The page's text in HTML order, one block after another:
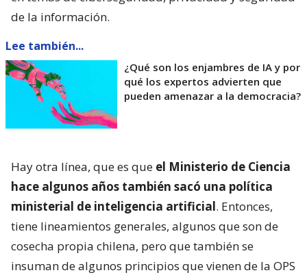
de la información.
Lee también...
¿Qué son los enjambres de IA y por
qué los expertos advierten que
pueden amenazar a la democracia?
Hay otra línea, que es que el Ministerio de Ciencia
hace algunos años también sacó una política
ministerial de inteligencia artificial. Entonces,
tiene lineamientos generales, algunos que son de
cosecha propia chilena, pero que también se
insuman de algunos principios que vienen de la OPS